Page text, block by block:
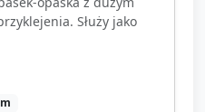
Służy jako